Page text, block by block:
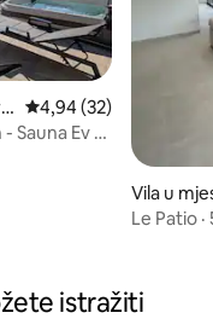
Prosječna ocjena:
4,94 (32)
Sauna Ev 10
Vila u
Le Patio
istražiti